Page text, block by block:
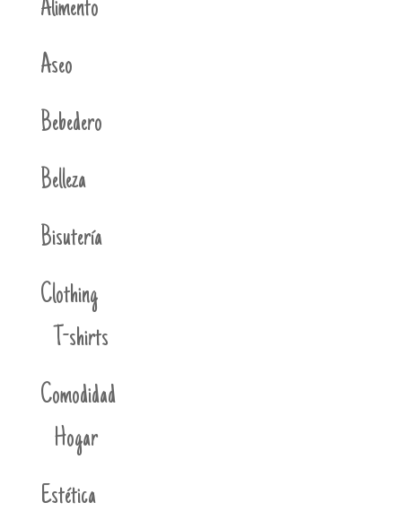
Alimento
Aseo
Bebedero
Belleza
Bisutería
Clothing
T-shirts
Comodidad
Hogar
Estética